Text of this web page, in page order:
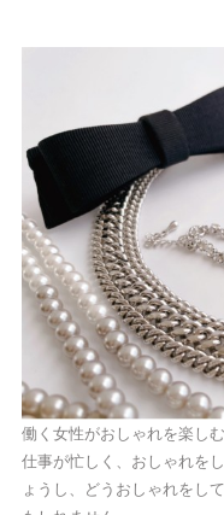
働く女性がおしゃれを楽し
仕事が忙しく、おしゃれを
ょうし、どうおしゃれをし